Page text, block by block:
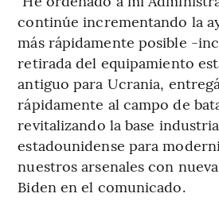
continúe incrementando la
más rápidamente posible -
retirada del equipamiento
antiguo para Ucrania,
rápidamente al campo de
revitalizando la base
estadounidense para
nuestros arsenales con
Biden en el comunicado.